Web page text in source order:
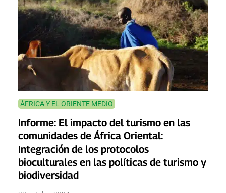
ÁFRICA Y EL ORIENTE MEDIO
Informe: El impacto del turismo en las
comunidades de África Oriental:
Integración de los protocolos
bioculturales en las políticas de turismo y
biodiversidad